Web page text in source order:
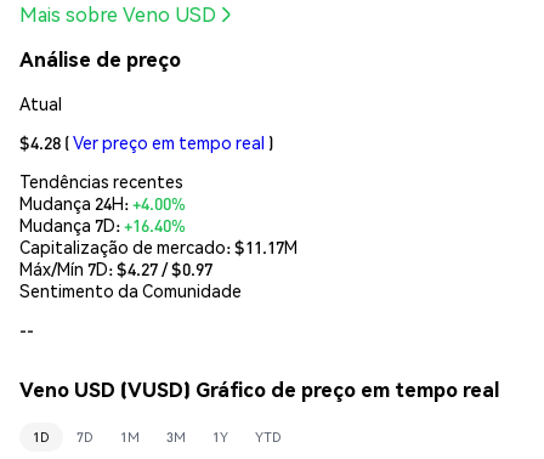
Mais sobre Veno USD
Análise de preço
Atual
$4.28 (Ver preço em tempo real )
Tendências recentes
Mudança 24H:+4.00%
Mudança 7D:+16.40%
Capitalização de mercado:$11.17M
Máx/Mín 7D: $4.27/ $0.97
Sentimento da Comunidade
--
Veno USD (VUSD) Gráfico de preço em tempo real
1D 7D 1M 3M 1Y YTD